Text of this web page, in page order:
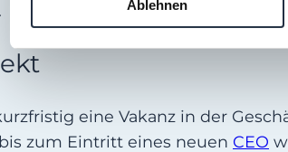
Ablehnen
eine Vakanz in der
zum Eintritt eines neuen CEO